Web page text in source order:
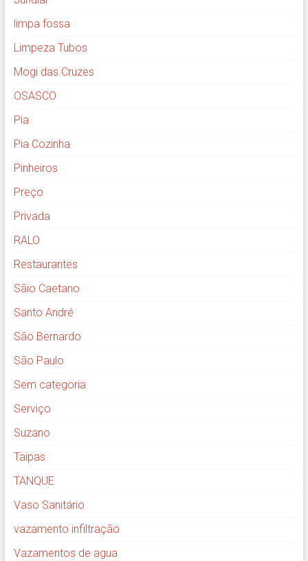
limpa fossa
Limpeza Tubos
Mogi das Cruzes
OSASCO
Pia
Pia Cozinha
Pinheiros
Preço
Privada
RALO
Restaurantes
Sãio Caetano
Santo André
São Bernardo
São Paulo
Sem categoria
Serviço
Suzano
Taipas
TANQUE
Vaso Sanitário
vazamento infiltração
Vazamentos de agua